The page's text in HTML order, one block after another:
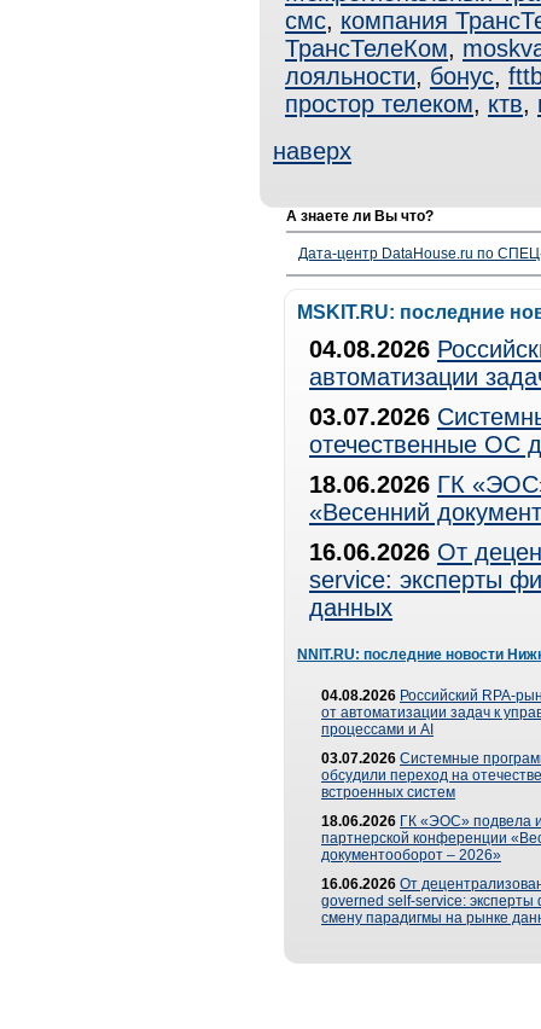
смс, компания
ТрансТелеКом,
лояльности, бонус,
простор телеком, ктв,
наверх
А знаете ли Вы что?
Дата-центр DataHouse.ru по
MSKIT.RU: последние
04.08.2026
автоматизации
03.07.2026
отечественные ОС
18.06.2026 ГК
«Весенний
16.06.2026 От
service: эксперты
данных
NNIT.RU: последние новости
04.08.2026 Российский RPA-
от автоматизации задач к
процессами и AI
03.07.2026 Системные
обсудили переход на
встроенных систем
18.06.2026 ГК «ЭОС» подвела
партнерской конференции
документооборот – 2026»
16.06.2026 От
governed self-service: эксперты
смену парадигмы на рынке